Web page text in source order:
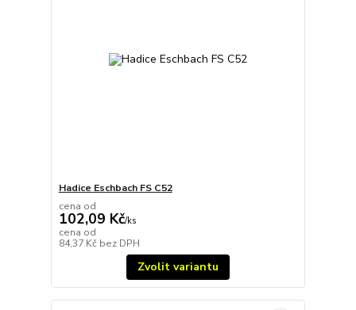
Hadice Eschbach FS C52
cena od
102,09 Kč/ks
cena od
84,37 Kč bez DPH
Zvolit variantu